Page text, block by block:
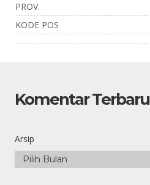
PROV.
KODE POS
Komentar Terbaru
Arsip